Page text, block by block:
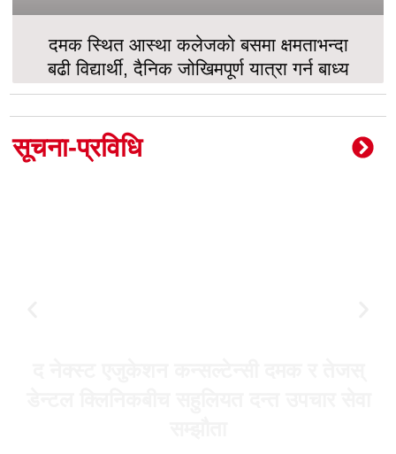
दमक स्थित आस्था कलेजको बसमा क्षमताभन्दा
बढी विद्यार्थी, दैनिक जोखिमपूर्ण यात्रा गर्न बाध्य
सूचना-प्रविधि